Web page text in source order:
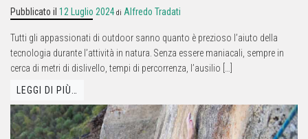
Pubblicato il 12 Luglio 2024 di Alfredo Tradati
Tutti gli appassionati di outdoor sanno quanto è prezioso l’aiuto della
tecnologia durante l’attività in natura. Senza essere maniacali, sempre in
cerca di metri di dislivello, tempi di percorrenza, l’ausilio […]
LEGGI DI PIÙ…